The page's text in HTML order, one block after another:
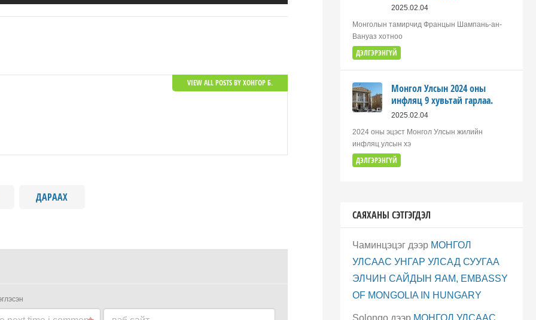
VIEW ALL POSTS BY ХОНГОР Б.
ДАРААХ
2025.02.04
Монголын тамирчид Францын Шампань-ан-
Вануаз хотноо
ДЭЛГЭРЭНГҮЙ
Монгол Улсын 2024 оны
инфляц 9 хувьтай гарлаа.
2025.02.04
2024 оны эцэст Монгол Улсын жилийн
инфляц улсын хэ
ДЭЛГЭРЭНГҮЙ
САЯХАНЫ СЭТГЭГДЭЛ
Чаминцэцэгдээр МОНГОЛ
УЛСААС УНГАР УЛСАД СУУГАА
ЭЛЧИН САЙДЫН ЯАМ, EMBASSY
OF MONGOLIA IN HUNGARY
Solongoдээр МОНГОЛ УЛСААС